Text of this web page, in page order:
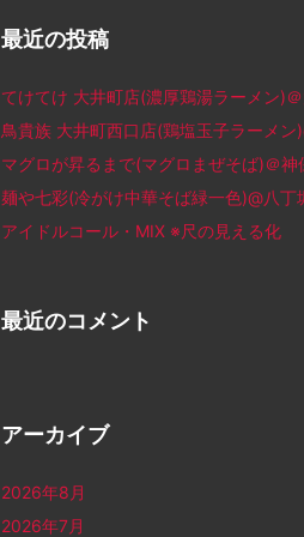
最近の投稿
てけてけ 大井町店(濃厚鶏湯ラーメン)
鳥貴族 大井町西口店(鶏塩玉子ラーメン
マグロが昇るまで(マグロまぜそば)＠神
麺や七彩(冷がけ中華そば緑一色)@八丁
アイドルコール・MIX ※尺の見える化
最近のコメント
アーカイブ
2026年8月
2026年7月